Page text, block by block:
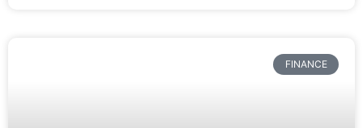
FINANCE